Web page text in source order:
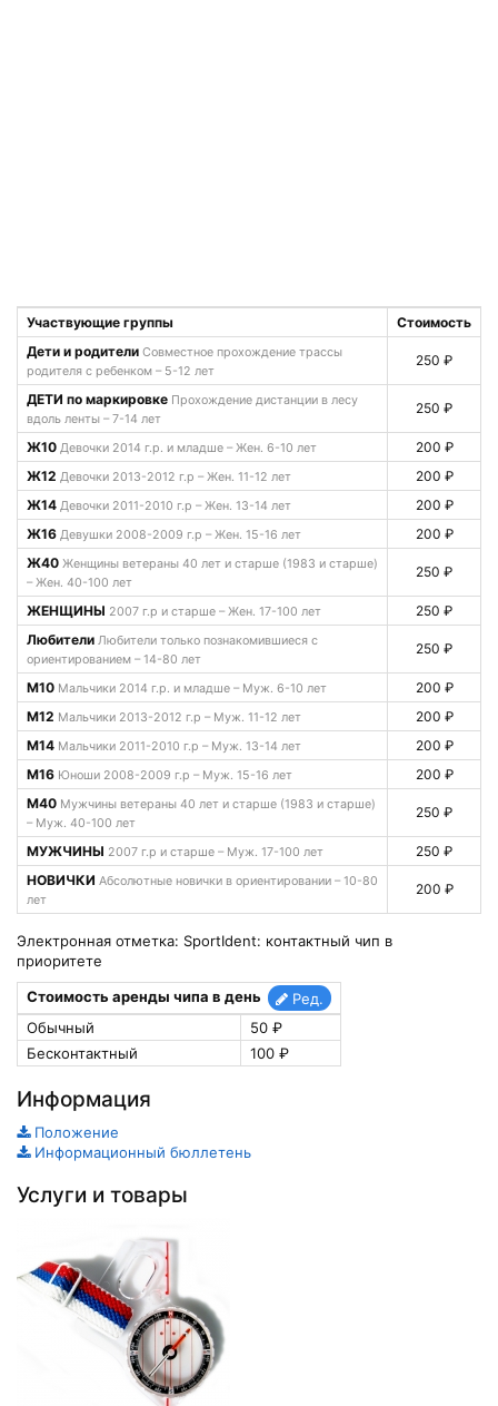
Участвующие группы
Стоимость
Дети и родители Совместное прохождение трассы
родителя с ребенком – 5-12 лет
250 ₽
ДЕТИ по маркировке Прохождение дистанции в лесу
вдоль ленты – 7-14 лет
250 ₽
Ж10 Девочки 2014 г.р. и младше – Жен. 6-10 лет
200 ₽
Ж12 Девочки 2013-2012 г.р – Жен. 11-12 лет
200 ₽
Ж14 Девочки 2011-2010 г.р – Жен. 13-14 лет
200 ₽
Ж16 Девушки 2008-2009 г.р – Жен. 15-16 лет
200 ₽
Ж40 Женщины ветераны 40 лет и старше (1983 и старше)
– Жен. 40-100 лет
250 ₽
ЖЕНЩИНЫ 2007 г.р и старше – Жен. 17-100 лет
250 ₽
Любители Любители только познакомившиеся с
ориентированием – 14-80 лет
250 ₽
М10 Мальчики 2014 г.р. и младше – Муж. 6-10 лет
200 ₽
М12 Мальчики 2013-2012 г.р – Муж. 11-12 лет
200 ₽
М14 Мальчики 2011-2010 г.р – Муж. 13-14 лет
200 ₽
М16 Юноши 2008-2009 г.р – Муж. 15-16 лет
200 ₽
М40 Мужчины ветераны 40 лет и старше (1983 и старше)
– Муж. 40-100 лет
250 ₽
МУЖЧИНЫ 2007 г.р и старше – Муж. 17-100 лет
250 ₽
НОВИЧКИ Абсолютные новички в ориентировании – 10-80
лет
200 ₽
Электронная отметка: SportIdent: контактный чип в
приоритете
Стоимость аренды чипа в день
Ред.
Обычный
50 ₽
Бесконтактный
100 ₽
Информация
Положение
Информационный бюллетень
Услуги и товары